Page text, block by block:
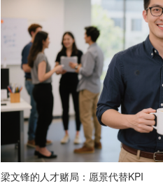
梁文锋的人才赌局：愿景代替KPI